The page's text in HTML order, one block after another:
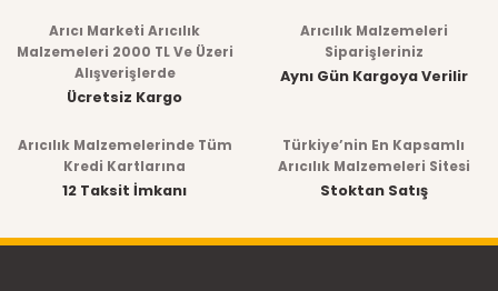
Arıcı Marketi Arıcılık
Malzemeleri 2000 TL Ve Üzeri
Alışverişlerde
Ücretsiz Kargo
Arıcılık Malzemeleri
Siparişleriniz
Aynı Gün Kargoya Verilir
Arıcılık Malzemelerinde Tüm
Kredi Kartlarına
12 Taksit İmkanı
Türkiye’nin En Kapsamlı
Arıcılık Malzemeleri Sitesi
Stoktan Satış